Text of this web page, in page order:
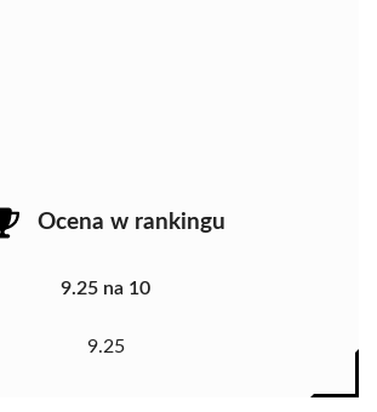
Ocena w rankingu
9.25 na 10
9.25